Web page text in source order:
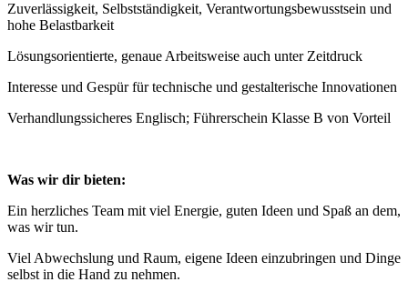
Zuverlässigkeit, Selbstständigkeit, Verantwortungsbewusstsein und
hohe Belastbarkeit
Lösungsorientierte, genaue Arbeitsweise auch unter Zeitdruck
Interesse und Gespür für technische und gestalterische Innovationen
Verhandlungssicheres Englisch; Führerschein Klasse B von Vorteil
Was wir dir bieten:
Ein herzliches Team mit viel Energie, guten Ideen und Spaß an dem,
was wir tun.
Viel Abwechslung und Raum, eigene Ideen einzubringen und Dinge
selbst in die Hand zu nehmen.